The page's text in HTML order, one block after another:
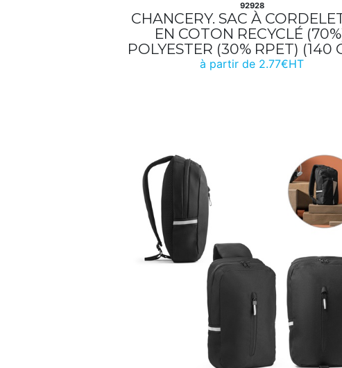
92928
CHANCERY. SAC À
EN COTON RECYCLÉ
POLYESTER (30% RPET) (140
à partir de 2.77€HT